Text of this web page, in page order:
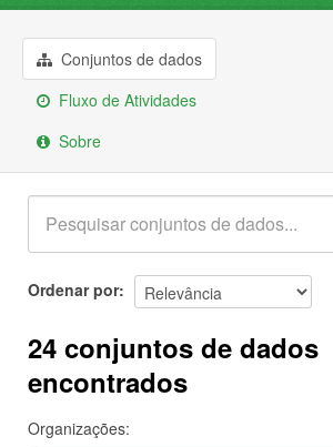
SobreConjuntos de dados
Fluxo de Atividades
Sobre
Ordenar por
24 conjuntos de dados
encontrados
Organizações: